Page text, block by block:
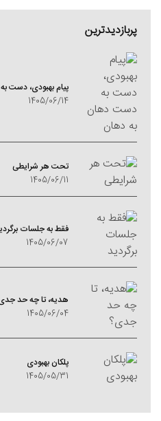
پربازدیدترین
پیام بهبودی، دست
1405/06/14
تحت هر شرایطی
1405/06/11
فقط به جلسات
1405/06/07
هدیه، تا چه حد
1405/06/04
پلکان بهبودی
1405/05/31